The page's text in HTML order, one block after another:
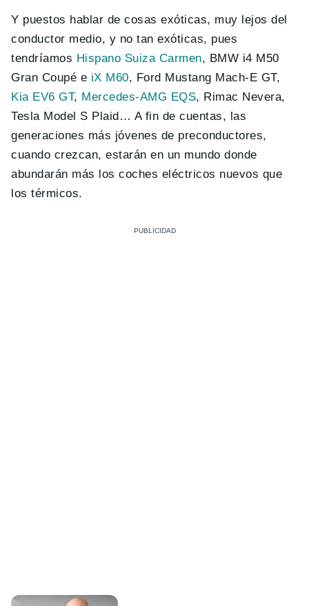
Y puestos hablar de cosas exóticas, muy lejos del
conductor medio, y no tan exóticas, pues
tendríamos Hispano Suiza Carmen, BMW i4 M50
Gran Coupé e iX M60, Ford Mustang Mach-E GT,
Kia EV6 GT, Mercedes-AMG EQS, Rimac Nevera,
Tesla Model S Plaid… A fin de cuentas, las
generaciones más jóvenes de preconductores,
cuando crezcan, estarán en un mundo donde
abundarán más los coches eléctricos nuevos que
los térmicos.